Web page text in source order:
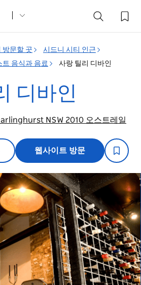
방문할 곳
시드니 시티 인근
트 음식과 음료 사랑 틸리 디바인
디바인
NSW 2010 오스트레일
웹사이트 방문